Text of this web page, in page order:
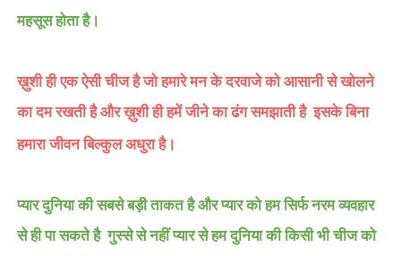
महसूस होता है।
ख़ुशी ही एक ऐसी चीज है जो हमारे मन के दरवाजे को आसानी से खोलने
का दम रखती है और ख़ुशी ही हमें जीने का ढंग समझाती है इसके बिना
हमारा जीवन बिल्कुल अधुरा है।
प्यार दुनिया की सबसे बड़ी ताकत है और प्यार को हम सिर्फ नरम व्यवहार
से ही पा सकते है गुस्से से नहीं प्यार से हम दुनिया की किसी भी चीज को